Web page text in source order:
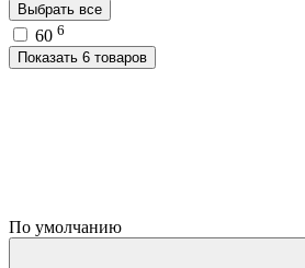
Выбрать все
60 6
Показать 6 товаров
По умолчанию